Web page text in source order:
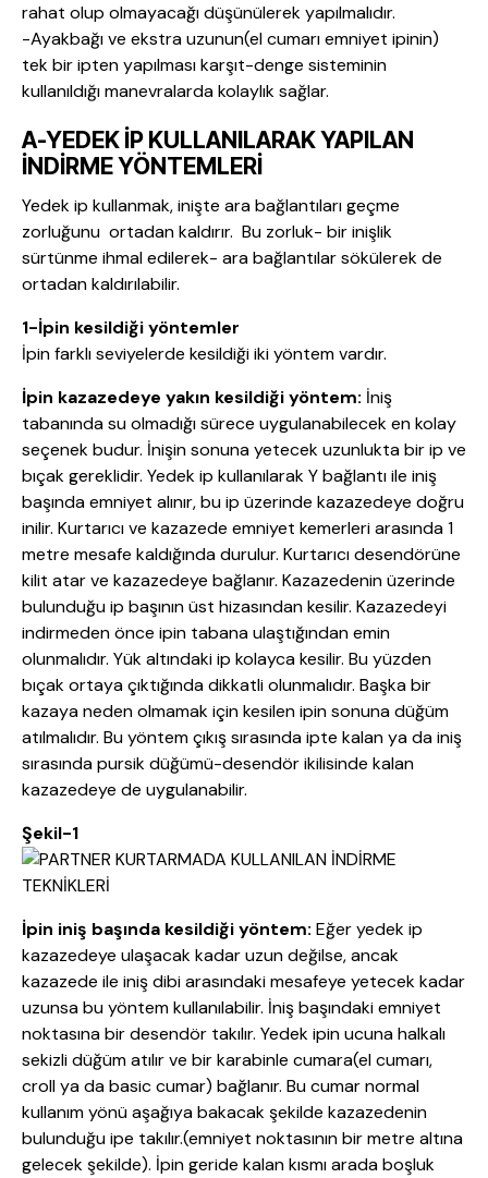
rahat olup olmayacağı düşünülerek yapılmalıdır.
-Ayakbağı ve ekstra uzunun(el cumarı emniyet ipinin)
tek bir ipten yapılması karşıt-denge sisteminin
kullanıldığı manevralarda kolaylık sağlar.
A-YEDEK İP KULLANILARAK YAPILAN
İNDİRME YÖNTEMLERİ
Yedek ip kullanmak, inişte ara bağlantıları geçme
zorluğunu ortadan kaldırır. Bu zorluk- bir inişlik
sürtünme ihmal edilerek- ara bağlantılar sökülerek de
ortadan kaldırılabilir.
1-İpin kesildiği yöntemler
İpin farklı seviyelerde kesildiği iki yöntem vardır.
İpin kazazedeye yakın kesildiği yöntem: İniş
tabanında su olmadığı sürece uygulanabilecek en kolay
seçenek budur. İnişin sonuna yetecek uzunlukta bir ip ve
bıçak gereklidir. Yedek ip kullanılarak Y bağlantı ile iniş
başında emniyet alınır, bu ip üzerinde kazazedeye doğru
inilir. Kurtarıcı ve kazazede emniyet kemerleri arasında 1
metre mesafe kaldığında durulur. Kurtarıcı desendörüne
kilit atar ve kazazedeye bağlanır. Kazazedenin üzerinde
bulunduğu ip başının üst hizasından kesilir. Kazazedeyi
indirmeden önce ipin tabana ulaştığından emin
olunmalıdır. Yük altındaki ip kolayca kesilir. Bu yüzden
bıçak ortaya çıktığında dikkatli olunmalıdır. Başka bir
kazaya neden olmamak için kesilen ipin sonuna düğüm
atılmalıdır. Bu yöntem çıkış sırasında ipte kalan ya da iniş
sırasında pursik düğümü-desendör ikilisinde kalan
kazazedeye de uygulanabilir.
Şekil-1
İpin iniş başında kesildiği yöntem: Eğer yedek ip
kazazedeye ulaşacak kadar uzun değilse, ancak
kazazede ile iniş dibi arasındaki mesafeye yetecek kadar
uzunsa bu yöntem kullanılabilir. İniş başındaki emniyet
noktasına bir desendör takılır. Yedek ipin ucuna halkalı
sekizli düğüm atılır ve bir karabinle cumara(el cumarı,
croll ya da basic cumar) bağlanır. Bu cumar normal
kullanım yönü aşağıya bakacak şekilde kazazedenin
bulunduğu ipe takılır.(emniyet noktasının bir metre altına
gelecek şekilde). İpin geride kalan kısmı arada boşluk